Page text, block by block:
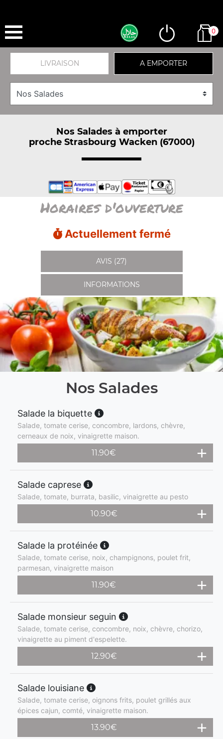
0
LIVRAISON A EMPORTER
Nos Salades à emporter
proche Strasbourg Wacken (67000)
Horaires d'ouverture
Actuellement fermé
AVIS (27)
INFORMATIONS
Nos Salades
Salade la biquette
Salade, tomate cerise, concombre, lardons, chèvre,
cerneaux de noix, vinaigrette maison.
11.90€
Salade caprese
Salade, tomate, burrata, basilic, vinaigrette au pesto
10.90€
Salade la protéinée
Salade, tomate cerise, noix, champignons, poulet frit,
parmesan, vinaigrette maison
11.90€
Salade monsieur seguin
Salade, tomate cerise, concombre, noix, chèvre, chorizo,
vinaigrette au piment d'espelette.
12.90€
Salade louisiane
Salade, tomate cerise, oignons frits, poulet grillés aux
épices cajun, comté, vinaigrette maison.
13.90€